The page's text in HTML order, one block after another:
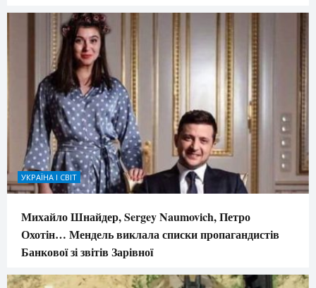
УКРАЇНА І СВІТ
Михайло Шнайдер, Sergey Naumovich, Петро
Охотін… Мендель виклала списки пропагандистів
Банкової зі звітів Зарівної